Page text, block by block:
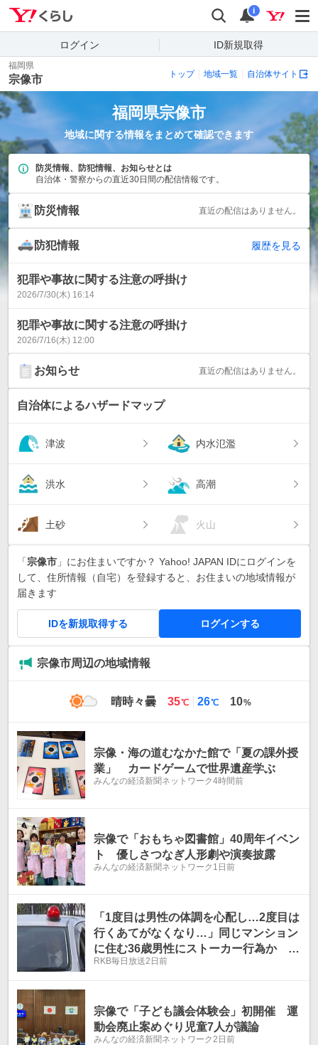
検索 通知
i
ログイン ID新規取得
福岡県
宗像市 トップ 地域一覧 自治体サイト
福岡県宗像市
地域に関する情報をまとめて確認できます
防災情報、防犯情報、お知らせとは
自治体・警察からの直近30日間の配信情報です。
防災情報 直近の配信はありません。
防犯情報 履歴を見る
犯罪や事故に関する注意の呼掛け
2026/7/30(木) 16:14
犯罪や事故に関する注意の呼掛け
2026/7/16(木) 12:00
お知らせ 直近の配信はありません。
自治体によるハザードマップ
津波 内水氾濫
洪水 高潮
土砂 火山
「宗像市 」にお住まいですか？ Yahoo! JAPAN IDにログインを
して、住所情報（自宅）を登録すると、お住まいの地域情報が
届きます
IDを新規取得する ログインする
宗像市周辺の地域情報
晴時々曇
最
35℃
最
26℃ 10%
宗像・海の道むなかた館で「夏の課外授
業」 カードゲームで世界遺産学ぶ
みんなの経済新聞ネットワーク4時間前
宗像で「おもちゃ図書館」40周年イベン
ト 優しさつなぎ人形劇や演奏披露
みんなの経済新聞ネットワーク 1日前
「1度目は男性の体調を心配し…2度目は
行くあてがなくなり…」同じマンション
に住む36歳男性にストーカー行為か 38
歳女を逮捕
RKB毎日放送2日前
宗像で「子ども議会体験会」初開催 運
動会廃止案めぐり児童7人が議論
みんなの経済新聞ネットワーク 2日前